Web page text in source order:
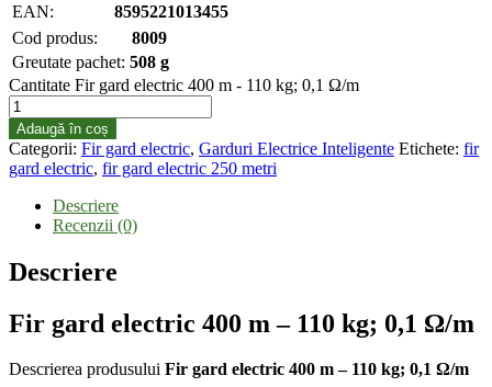
EAN:
8595221013455
Cod produs:
8009
Greutate pachet: 508 g
Cantitate Fir gard electric 400 m - 110 kg; 0,1 Ω/m
Adaugă în coș
Categorii: Fir gard electric, Garduri Electrice Inteligente Etichete: fir
gard electric, fir gard electric 250 metri
Descriere
Recenzii (0)
Descriere
Fir gard electric 400 m – 110 kg; 0,1 Ω/m
Descrierea produsului Fir gard electric 400 m – 110 kg; 0,1 Ω/m